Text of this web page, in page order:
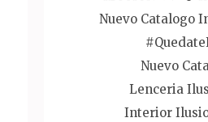
Nuevo Catalogo
Nuevo
Lenceria
Interior